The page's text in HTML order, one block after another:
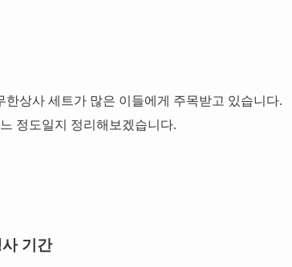
상사 세트가 많은 이들에게 주목받고 있습니다.
정도일지 정리해보겠습니다.
기간